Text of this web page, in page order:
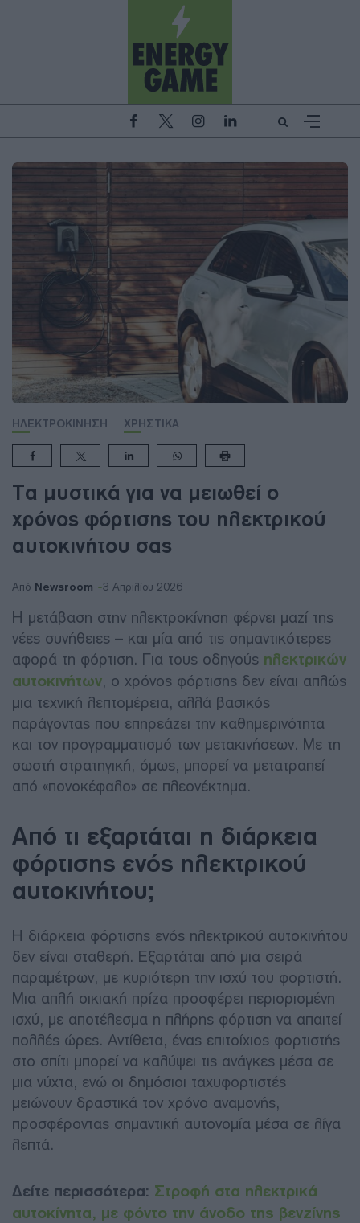
ΗΛΕΚΤΡΟΚΙΝΗΣΗ ΧΡΗΣΤΙΚΑ
Τα μυστικά για να μειωθεί ο
χρόνος φόρτισης του ηλεκτρικού
αυτοκινήτου σας
Από Newsroom 3 Απριλίου 2026
Η μετάβαση στην ηλεκτροκίνηση φέρνει μαζί της
νέες συνήθειες – και μία από τις σημαντικότερες
αφορά τη φόρτιση. Για τους οδηγούς ηλεκτρικών
αυτοκινήτων, ο χρόνος φόρτισης δεν είναι απλώς
μια τεχνική λεπτομέρεια, αλλά βασικός
παράγοντας που επηρεάζει την καθημερινότητα
και τον προγραμματισμό των μετακινήσεων. Με τη
σωστή στρατηγική, όμως, μπορεί να μετατραπεί
από «πονοκέφαλο» σε πλεονέκτημα.
Από τι εξαρτάται η διάρκεια
φόρτισης ενός ηλεκτρικού
αυτοκινήτου;
Η διάρκεια φόρτισης ενός ηλεκτρικού αυτοκινήτου
δεν είναι σταθερή. Εξαρτάται από μια σειρά
παραμέτρων, με κυριότερη την ισχύ του φορτιστή.
Μια απλή οικιακή πρίζα προσφέρει περιορισμένη
ισχύ, με αποτέλεσμα η πλήρης φόρτιση να απαιτεί
πολλές ώρες. Αντίθετα, ένας επιτοίχιος φορτιστής
στο σπίτι μπορεί να καλύψει τις ανάγκες μέσα σε
μια νύχτα, ενώ οι δημόσιοι ταχυφορτιστές
μειώνουν δραστικά τον χρόνο αναμονής,
προσφέροντας σημαντική αυτονομία μέσα σε λίγα
λεπτά.
Δείτε περισσότερα: Στροφή στα ηλεκτρικά
αυτοκίνητα, με φόντο την άνοδο της βενζίνης